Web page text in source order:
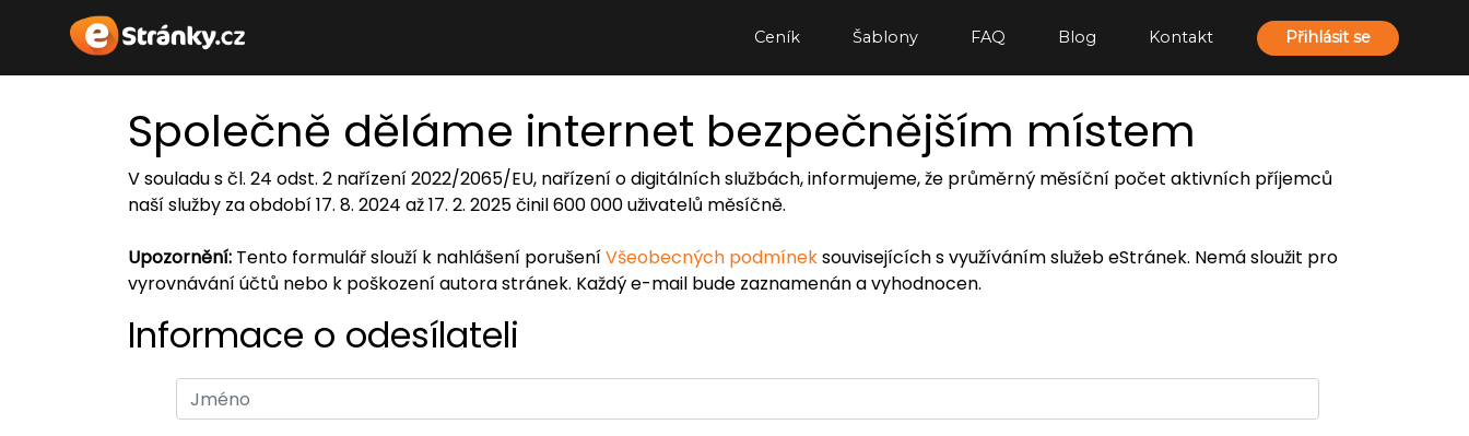
Ceník Šablony FAQ Blog Kontakt Přihlásit se
Společně děláme internet bezpečnějším místem
V souladu s čl. 24 odst. 2 nařízení 2022/2065/EU, nařízení o digitálních službách, informujeme, že průměrný měsíční počet aktivních příjemců
naší služby za období 17. 8. 2024 až 17. 2. 2025 činil 600 000 uživatelů měsíčně.
Upozornění: Tento formulář slouží k nahlášení porušeníVšeobecných podmíneksouvisejících s využíváním služeb eStránek. Nemá sloužit pro
vyrovnávání účtů nebo k poškození autora stránek. Každý e-mail bude zaznamenán a vyhodnocen.
Informace o odesílateli